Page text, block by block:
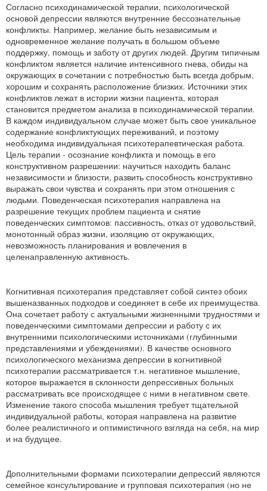
Согласно психодинамической терапии, психологической
основой депрессии являются внутренние бессознательные
конфликты. Например, желание быть независимым и
одновременное желание получать в большом объеме
поддержку, помощь и заботу от других людей. Другим типичным
конфликтом является наличие интенсивного гнева, обиды на
окружающих в сочетании с потребностью быть всегда добрым,
хорошим и сохранять расположение близких. Источники этих
конфликтов лежат в истории жизни пациента, которая
становится предметом анализа в психодинамической терапии.
В каждом индивидуальном случае может быть свое уникальное
содержание конфликтующих переживаний, и поэтому
необходима индивидуальная психотерапевтическая работа.
Цель терапии - осознание конфликта и помощь в его
конструктивном разрешении: научиться находить баланс
независимости и близости, развить способность конструктивно
выражать свои чувства и сохранять при этом отношения с
людьми. Поведенческая психотерапия направлена на
разрешение текущих проблем пациента и снятие
поведенческих симптомов: пассивность, отказ от удовольствий,
монотонный образ жизни, изоляцию от окружающих,
невозможность планирования и вовлечения в
целенаправленную активность.
Когнитивная психотерапия представляет собой синтез обоих
вышеназванных подходов и соединяет в себе их преимущества.
Она сочетает работу с актуальными жизненными трудностями и
поведенческими симптомами депрессии и работу с их
внутренними психологическими источниками (глубинными
представлениями и убеждениями). В качестве основного
психологического механизма депрессии в когнитивной
психотерапии рассматривается т.н. негативное мышление,
которое выражается в склонности депрессивных больных
рассматривать все происходящее с ними в негативном свете.
Изменение такого способа мышления требует тщательной
индивидуальной работы, которая направлена на развитие
более реалистичного и оптимистичного взгляда на себя, на мир
и на будущее.
Дополнительными формами психотерапии депрессий являются
семейное консультирование и групповая психотерапия (но не